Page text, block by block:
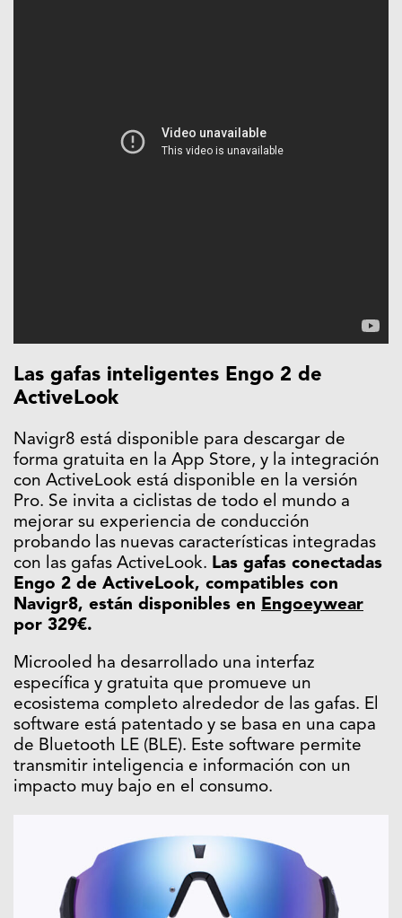
Las gafas inteligentes Engo 2 de
ActiveLook
Navigr8 está disponible para descargar de
forma gratuita en la App Store, y la integración
con ActiveLook está disponible en la versión
Pro. Se invita a ciclistas de todo el mundo a
mejorar su experiencia de conducción
probando las nuevas características integradas
con las gafas ActiveLook. Las gafas conectadas
Engo 2 de ActiveLook, compatibles con
Navigr8, están disponibles en Engoeywear
por 329€.
Microoled ha desarrollado una interfaz
específica y gratuita que promueve un
ecosistema completo alrededor de las gafas. El
software está patentado y se basa en una capa
de Bluetooth LE (BLE). Este software permite
transmitir inteligencia e información con un
impacto muy bajo en el consumo.